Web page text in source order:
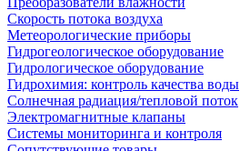
Скорость потока воздуха
Метеорологические приборы
Гидрогеологическое оборудование
Гидрологическое оборудование
Гидрохимия: контроль качества воды
Солнечная радиация/тепловой поток
Электромагнитные клапаны
Системы мониторинга и контроля